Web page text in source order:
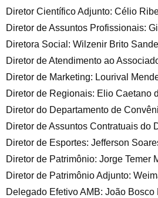
Diretor Científico Adjunto: Célio
Diretor de Assuntos Profissionais:
Diretora Social: Wilzenir Brito
Diretor de Atendimento ao
Diretor de Marketing: Lourival
Diretor de Regionais: Elio Caetano
Diretor do Departamento de
Diretor de Assuntos Contratuais do
Diretor de Esportes: Jefferson
Diretor de Patrimônio: Jorge Temer
Diretor de Patrimônio Adjunto:
Delegado Efetivo AMB: João